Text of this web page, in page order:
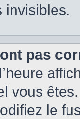
invisibles.
pas
vous
le